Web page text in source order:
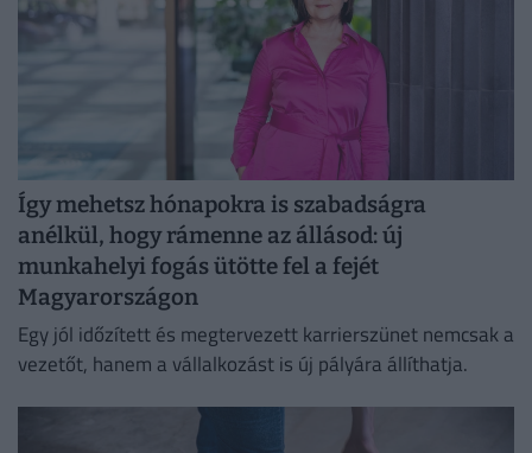
Így mehetsz hónapokra is szabadságra
anélkül, hogy rámenne az állásod: új
munkahelyi fogás ütötte fel a fejét
Magyarországon
Egy jól időzített és megtervezett karrierszünet nemcsak a
vezetőt, hanem a vállalkozást is új pályára állíthatja.